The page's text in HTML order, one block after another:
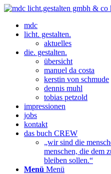
mdc
licht. gestalten.
aktuelles
die. gestalten.
übersicht
manuel da costa
kerstin von schmude
dennis muhl
tobias petzold
impressionen
jobs
kontakt
das buch CREW
„wir sind die
menschen, die dem
bleiben sollen.“
Menü Menü